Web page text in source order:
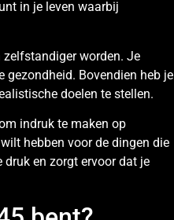
in je leven waarbij
worden. Je
gezondheid. Bovendien heb je
doelen te stellen.
indruk te maken op
hebben voor de dingen die
en zorgt ervoor dat je